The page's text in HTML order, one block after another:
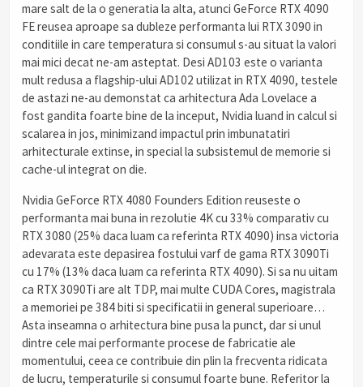
mare salt de la o generatia la alta, atunci GeForce RTX 4090
FE reusea aproape sa dubleze performanta lui RTX 3090 in
conditiile in care temperatura si consumul s-au situat la valori
mai mici decat ne-am asteptat. Desi AD103 este o varianta
mult redusa a flagship-ului AD102 utilizat in RTX 4090, testele
de astazi ne-au demonstat ca arhitectura Ada Lovelace a
fost gandita foarte bine de la inceput, Nvidia luand in calcul si
scalarea in jos, minimizand impactul prin imbunatatiri
arhitecturale extinse, in special la subsistemul de memorie si
cache-ul integrat on die.
Nvidia GeForce RTX 4080 Founders Edition reuseste o
performanta mai buna in rezolutie 4K cu 33% comparativ cu
RTX 3080 (25% daca luam ca referinta RTX 4090) insa victoria
adevarata este depasirea fostului varf de gama RTX 3090Ti
cu 17% (13% daca luam ca referinta RTX 4090). Si sa nu uitam
ca RTX 3090Ti are alt TDP, mai multe CUDA Cores, magistrala
a memoriei pe 384 biti si specificatii in general superioare…
Asta inseamna o arhitectura bine pusa la punct, dar si unul
dintre cele mai performante procese de fabricatie ale
momentului, ceea ce contribuie din plin la frecventa ridicata
de lucru, temperaturile si consumul foarte bune. Referitor la